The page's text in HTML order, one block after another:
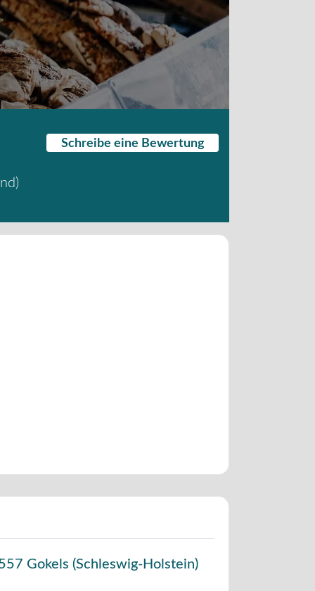
)
Schreibe eine Bewertung
Gokels (Schleswig-Holstein)